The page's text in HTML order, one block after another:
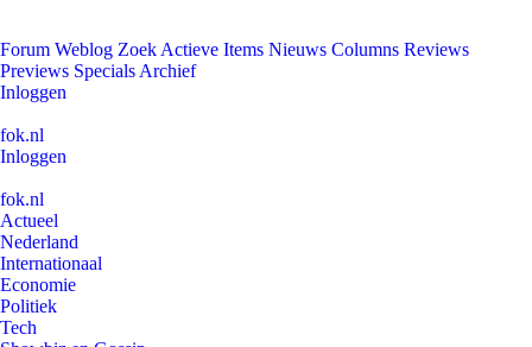
Forum Weblog Zoek Actieve Items Nieuws Columns Reviews
Previews Specials Archief
Inloggen
fok.nl
Inloggen
fok.nl
Actueel
Nederland
Internationaal
Economie
Politiek
Tech